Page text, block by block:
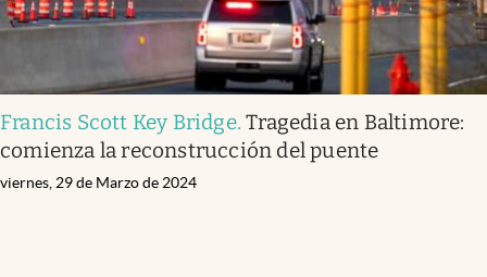
Francis Scott Key Bridge.Tragedia en Baltimore:
comienza la reconstrucción del puente
viernes, 29 de Marzo de 2024